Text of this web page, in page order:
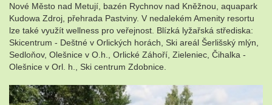
Nové Město nad Metují, bazén Rychnov nad Kněžnou, aquapark
Kudowa Zdroj, přehrada Pastviny. V nedalekém Amenity resortu
lze také využít wellness pro veřejnost. Blízká lyžařská střediska:
Skicentrum - Deštné v Orlických horách, Ski areál Šerlišský mlýn,
Sedloňov, Olešnice v O.h., Orlické Záhoří, Zieleniec, Čihalka -
Olešnice v Orl. h., Ski centrum Zdobnice.